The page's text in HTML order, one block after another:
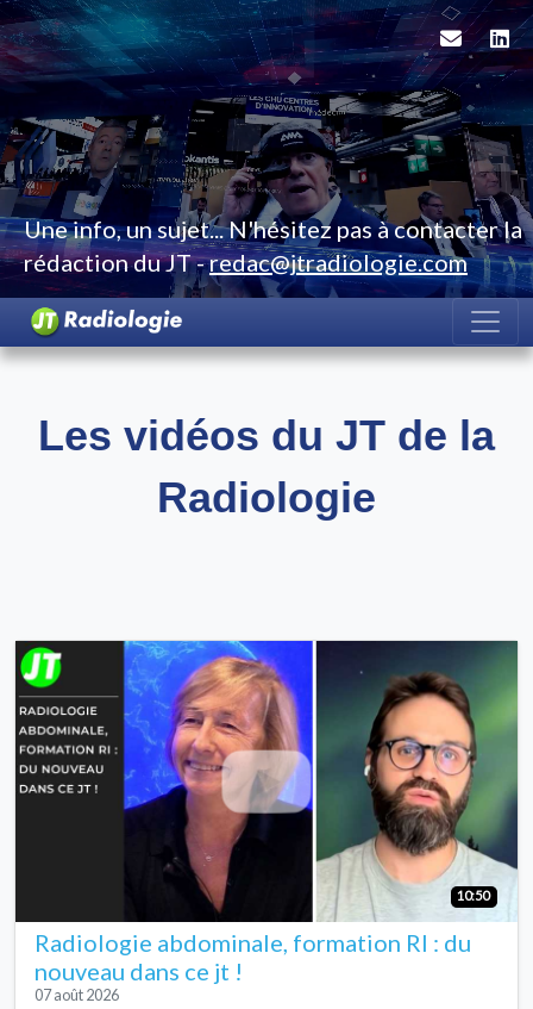
Une info, un sujet... N'hésitez pas à contacter la
rédaction du JT -redac@jtradiologie.com
Les vidéos du JT de la
Radiologie
10:50
Radiologie abdominale, formation RI : du
nouveau dans ce jt !
07 août 2026